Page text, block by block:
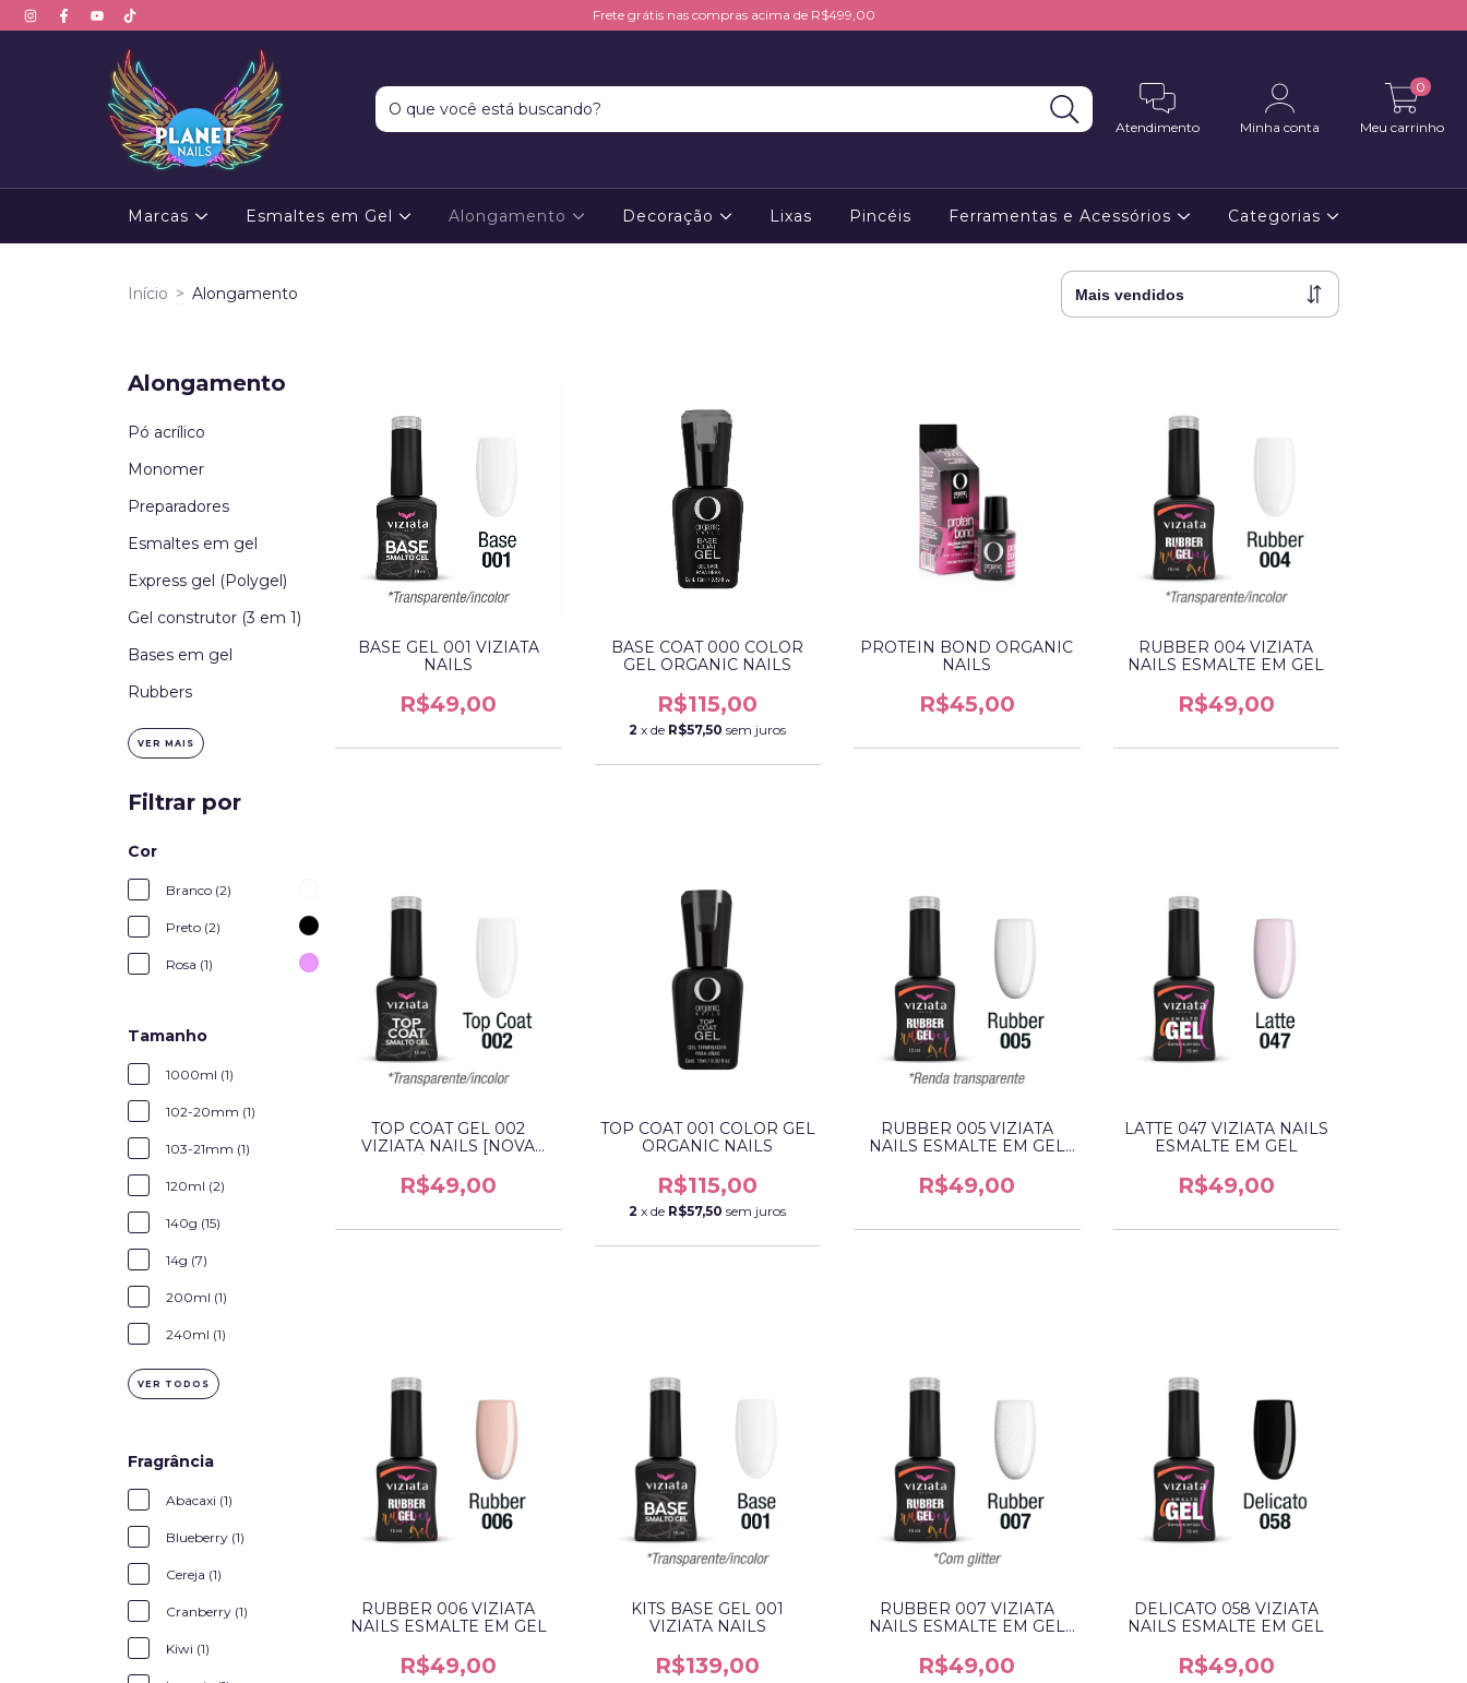
Frete grátis nas compras acima de R$499,00
Atendimento Minha conta Meu carrinho
0
Marcas Esmaltes em Gel Alongamento Decoração Lixas Pincéis Ferramentas e Acessórios Categorias
Início > Alongamento
Alongamento
Pó acrílico
Monomer
Preparadores
Esmaltes em gel
Express gel (Polygel)
Gel construtor (3 em 1)
Bases em gel
Rubbers
VER MAIS
Filtrar por
Cor
Branco (2)
Preto (2)
Rosa (1)
Tamanho
1000ml (1)
102-20mm (1)
103-21mm (1)
120ml (2)
140g (15)
14g (7)
200ml (1)
240ml (1)
VER TODOS
Fragrância
Abacaxi (1)
Blueberry (1)
Cereja (1)
Cranberry (1)
Kiwi (1)
BASE GEL 001 VIZIATA
NAILS
R$49,00
BASE COAT 000 COLOR
GEL ORGANIC NAILS
R$115,00
2 x de R$57,50 sem juros
PROTEIN BOND ORGANIC
NAILS
R$45,00
RUBBER 004 VIZIATA
NAILS ESMALTE EM GEL
R$49,00
TOP COAT GEL 002
VIZIATA NAILS [NOVA
R$49,00
TOP COAT 001 COLOR GEL
ORGANIC NAILS
R$115,00
2 x de R$57,50 sem juros
RUBBER 005 VIZIATA
NAILS ESMALTE EM GEL
R$49,00
LATTE 047 VIZIATA NAILS
ESMALTE EM GEL
R$49,00
RUBBER 006 VIZIATA
NAILS ESMALTE EM GEL
R$49,00
KITS BASE GEL 001
VIZIATA NAILS
R$139,00
RUBBER 007 VIZIATA
NAILS ESMALTE EM GEL
R$49,00
DELICATO 058 VIZIATA
NAILS ESMALTE EM GEL
R$49,00